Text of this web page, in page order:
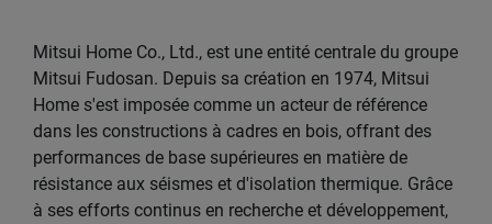
Mitsui Home Co., Ltd., est une entité centrale du groupe
Mitsui Fudosan. Depuis sa création en 1974, Mitsui
Home s'est imposée comme un acteur de référence
dans les constructions à cadres en bois, offrant des
performances de base supérieures en matière de
résistance aux séismes et d'isolation thermique. Grâce
à ses efforts continus en recherche et développement,